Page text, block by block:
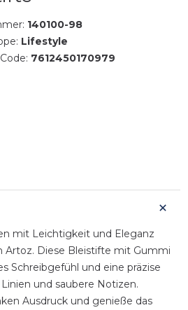
140100-98
Lifestyle
7612450170979
mit Leichtigkeit und Eleganz
Artoz. Diese Bleistifte mit Gummi
Schreibgefühl und eine präzise
und saubere Notizen.
Ausdruck und genieße das